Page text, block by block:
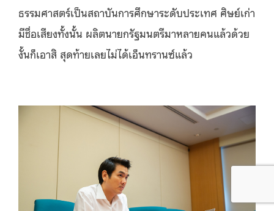
ธรรมศาสตร์เป็นสถาบันการศึกษาระดับประเทศ ศิษย์เก่า
มีชื่อเสียงทั้งนั้น ผลิตนายกรัฐมนตรีมาหลายคนแล้วด้วย
งั้นก็เอาสิ สุดท้ายเลยไม่ได้เอ็นทรานซ์แล้ว